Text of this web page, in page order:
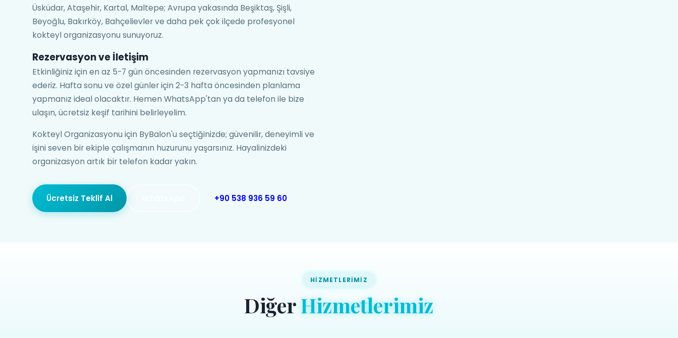
Üsküdar, Ataşehir, Kartal, Maltepe; Avrupa yakasında Beşiktaş, Şişli,
Beyoğlu, Bakırköy, Bahçelievler ve daha pek çok ilçede profesyonel
kokteyl organizasyonu sunuyoruz.
Rezervasyon ve İletişim
Etkinliğiniz için en az 5-7 gün öncesinden rezervasyon yapmanızı tavsiye
ederiz. Hafta sonu ve özel günler için 2-3 hafta öncesinden planlama
yapmanız ideal olacaktır. Hemen WhatsApp'tan ya da telefon ile bize
ulaşın, ücretsiz keşif tarihini belirleyelim.
Kokteyl Organizasyonu için ByBalon'u seçtiğinizde; güvenilir, deneyimli ve
işini seven bir ekiple çalışmanın huzurunu yaşarsınız. Hayalinizdeki
organizasyon artık bir telefon kadar yakın.
Ücretsiz Teklif Al +90 538 936 59 60
HIZMETLERIMIZ
DiğerHizmetlerimiz